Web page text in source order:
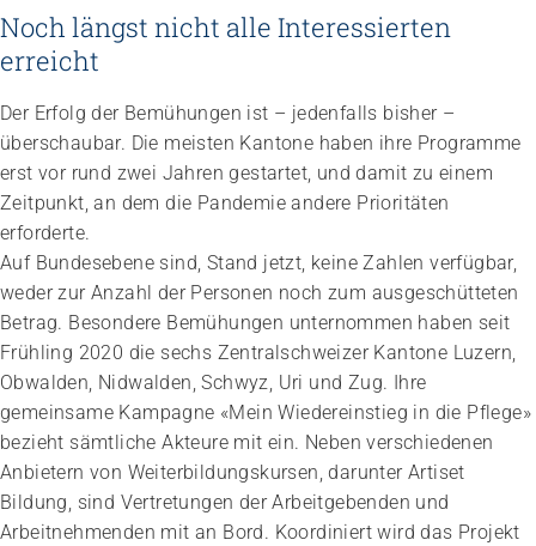
Noch längst nicht alle Interessierten
erreicht
Der Erfolg der Bemühungen ist – jedenfalls bisher –
überschaubar. Die meisten Kantone haben ihre Programme
erst vor rund zwei Jahren gestartet, und damit zu einem
Zeitpunkt, an dem die Pandemie andere Prioritäten
erforderte.
Auf Bundesebene sind, Stand jetzt, keine Zahlen verfügbar,
weder zur Anzahl der Personen noch zum ausgeschütteten
Betrag. Besondere Bemühungen unternommen haben seit
Frühling 2020 die sechs Zentralschweizer Kantone Luzern,
Obwalden, Nidwalden, Schwyz, Uri und Zug. Ihre
gemeinsame Kampagne «Mein Wiedereinstieg in die Pflege»
bezieht sämtliche Akteure mit ein. Neben verschiedenen
Anbietern von Weiterbildungskursen, darunter Artiset
Bildung, sind Vertretungen der Arbeitgebenden und
Arbeitnehmenden mit an Bord. Koordiniert wird das Projekt